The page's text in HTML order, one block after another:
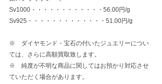
Sv1000・・・・・・・・・・・・56.00円/g
Sv925・・・・・・・・・・・・・51.00円/g
※　ダイヤモンド・宝石の付いたジュエリーについ
ては、さらに高額買取致します。
※　純度が不明な商品に関してはお預かり対応させ
ていただく場合があります。